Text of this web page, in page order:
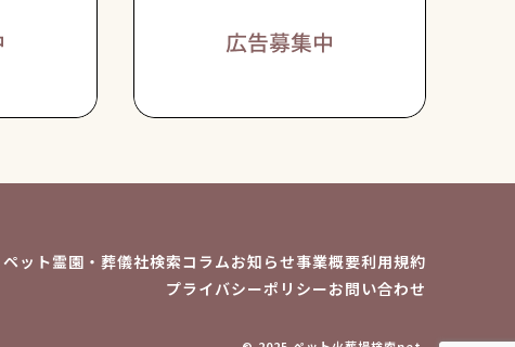
ペット霊園・葬儀社検索コラムお知らせ事業概要利用規約
プライバシーポリシーお問い合わせ